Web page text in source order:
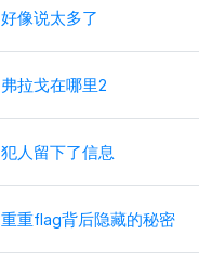
好像说太多了
弗拉戈在哪里2
犯人留下了信息
重重flag背后隐藏的秘密